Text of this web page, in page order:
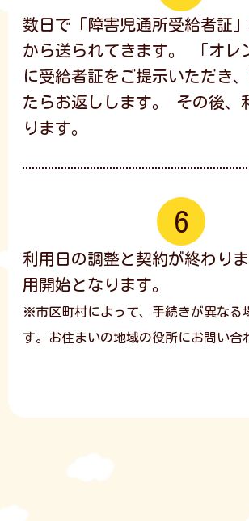
数日で「障害児通所受給者証
から送られてきます。 「オレ
に受給者証をご提示いただき
たらお返しします。 その後、
ります。
利用日の調整と契約が終わり
用開始となります。
※市区町村によって、手続きが異なる
す。
お住まいの地域の役所にお問い合